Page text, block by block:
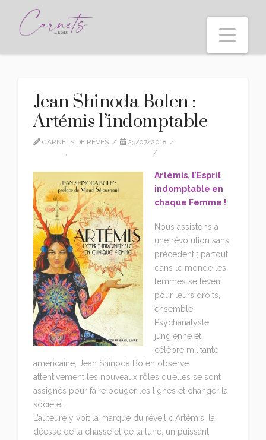
Jean Shinoda Bolen :
Artémis l’indomptable
CARNETS DE RÊVES
23/07/2018
,
Artémis, l’Esprit
indomptable en
chaque Femme !
Nous assistons à
une révolution sans
précédent ; partout
dans le monde les
femmes se lèvent
pour leurs droits,
ensemble.
Psychanalyste
jungienne et
célèbre militante
américaine, Jean Shinoda Bolen observe
attentivement les nouveaux rôles qu’elles se sont
assignés pour faire bouger les lignes et changer la
société.
L’auteure y voit la marque du réveil d’Artémis, la
déesse de la chasse et de la lune, un puissant